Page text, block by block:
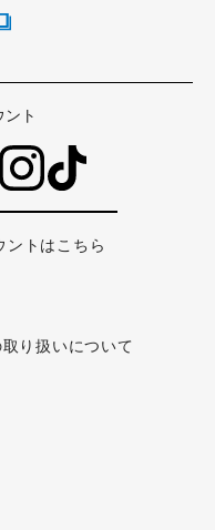
ト
ントはこちら
り扱いについて